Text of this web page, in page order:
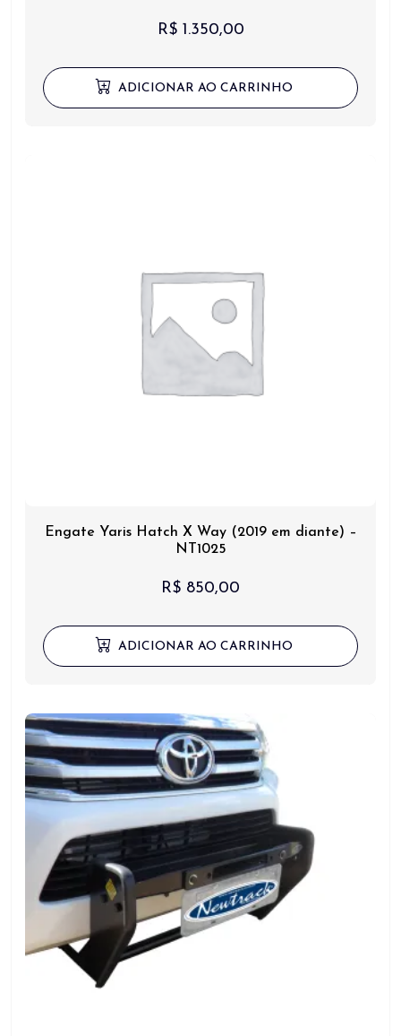
R$1.350,00
ADICIONAR AO CARRINHO
Engate Yaris Hatch X Way (2019 em diante) –
NT1025
R$ 850,00
ADICIONAR AO CARRINHO